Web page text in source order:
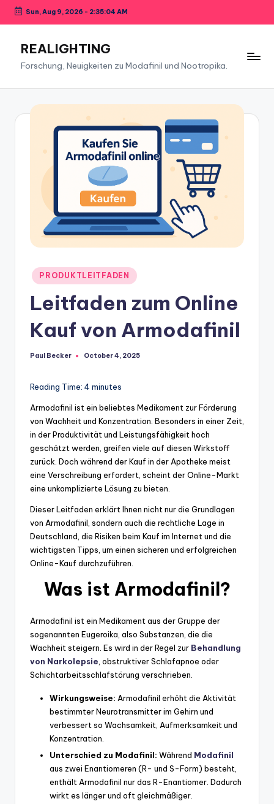
Skip
content
Sun, Aug 9, 2026 - 2:35:05 AM
REALIGHTING
Forschung, Neuigkeiten zu Modafinil und Nootropika.
Posted
in
PRODUKTLEITFADEN
Leitfaden zum Online
Kauf von Armodafinil
Posted
Paul Becker October 4, 2025
Reading Time: 4 minutes
Armodafinil ist ein beliebtes Medikament zur Förderung
von Wachheit und Konzentration. Besonders in einer Zeit,
in der Produktivität und Leistungsfähigkeit hoch
geschätzt werden, greifen viele auf diesen Wirkstoff
zurück. Doch während der Kauf in der Apotheke meist
eine Verschreibung erfordert, scheint der Online-Markt
eine unkomplizierte Lösung zu bieten.
Dieser Leitfaden erklärt Ihnen nicht nur die Grundlagen
von Armodafinil, sondern auch die rechtliche Lage in
Deutschland, die Risiken beim Kauf im Internet und die
wichtigsten Tipps, um einen sicheren und erfolgreichen
Online-Kauf durchzuführen.
Was ist Armodafinil?
Armodafinil ist ein Medikament aus der Gruppe der
sogenannten Eugeroika, also Substanzen, die die
Wachheit steigern. Es wird in der Regel zur Behandlung
von Narkolepsie, obstruktiver Schlafapnoe oder
Schichtarbeitsschlafstörung verschrieben.
Wirkungsweise: Armodafinil erhöht die Aktivität
bestimmter Neurotransmitter im Gehirn und
verbessert so Wachsamkeit, Aufmerksamkeit und
Konzentration.
Unterschied zu Modafinil: Während Modafinil
aus zwei Enantiomeren (R- und S-Form) besteht,
enthält Armodafinil nur das R-Enantiomer. Dadurch
wirkt es länger und oft gleichmäßiger.